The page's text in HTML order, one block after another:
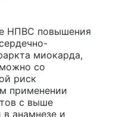
НПВС повышения
миокарда,
со
риск
применении
с выше
анамнезе и